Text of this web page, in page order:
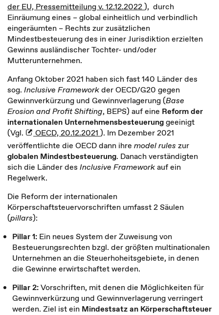
der EU, Pressemitteilung v. 12.12.2022), durch
Einräumung eines – global einheitlich und verbindlich
eingeräumten – Rechts zur zusätzlichen
Mindestbesteuerung des in einer Jurisdiktion erzielten
Gewinns ausländischer Tochter- und/oder
Mutterunternehmen.
Anfang Oktober 2021 haben sich fast 140 Länder des
sog. Inclusive Frameworkder OECD/G20 gegen
Gewinnverkürzung und Gewinnverlagerung (Base
Erosion and Profit Shifting, BEPS) auf eine Reform der
internationalen Unternehmensbesteuerunggeeinigt
(Vgl.
OECD, 20.12.2021 ). Im Dezember 2021
veröffentlichte die OECD dann ihre model ruleszur
globalen Mindestbesteuerung. Danach verständigten
sich die Länder des Inclusive Frameworkauf ein
Regelwerk.
Die Reform der internationalen
Körperschaftsteuervorschriften umfasst 2 Säulen
(pillars):
Pillar 1: Ein neues System der Zuweisung von
Besteuerungsrechten bzgl. der größten multinationalen
Unternehmen an die Steuerhoheitsgebiete, in denen
die Gewinne erwirtschaftet werden.
Pillar 2:Vorschriften, mit denen die Möglichkeiten für
Gewinnverkürzung und Gewinnverlagerung verringert
werden. Ziel ist ein Mindestsatzan Körperschaftsteuer